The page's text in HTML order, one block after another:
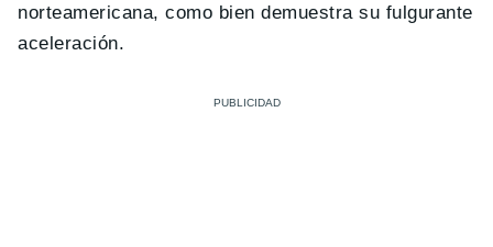
norteamericana, como bien demuestra su fulgurante
aceleración.